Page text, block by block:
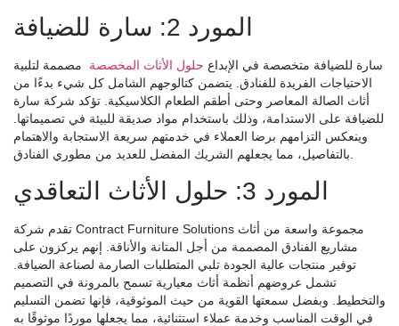
سارة للضيافة متخصصة في الإبداع حلول الأثاث المخصصة
مصممة لتلبية
الاحتياجات الفريدة للفنادق. يتضمن كتالوجهم الشامل كل شيء بدءًا من
أثاث الصالة المعاصر وحتى أطقم الطعام الكلاسيكية. تؤكد شركة سارة
للضيافة على الاستدامة، وذلك باستخدام مواد صديقة للبيئة في تصميماتها.
وينعكس التزامهم برضا العملاء في خدمتهم سريعة الاستجابة والاهتمام
بالتفاصيل، مما يجعلهم الشريك المفضل للعديد من مطوري الفنادق.
تقدم شركة Contract Furniture Solutions مجموعة واسعة من أثاث
مشاريع الفنادق المصممة من أجل المتانة والأناقة. إنهم يركزون على
توفير منتجات عالية الجودة تلبي المتطلبات الصارمة لصناعة الضيافة.
تشمل عروضهم أنظمة أثاث معيارية تسمح بالمرونة في التصميم
والتخطيط. وبفضل سمعتها القوية من حيث الموثوقية، فإنها تضمن التسليم
في الوقت المناسب وخدمة عملاء استثنائية، مما يجعلها موردًا موثوقًا به